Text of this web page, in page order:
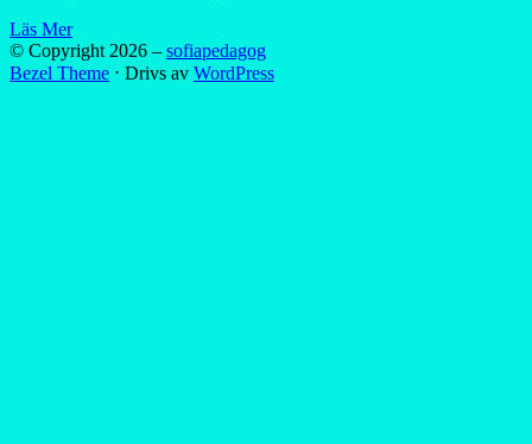
Läs Mer
© Copyright 2026 – sofiapedagog
Bezel Theme ⋅ Drivs av WordPress